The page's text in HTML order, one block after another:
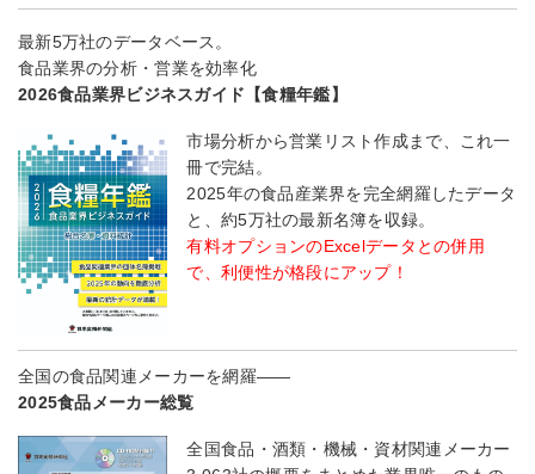
最新5万社のデータベース。
食品業界の分析・営業を効率化
2026食品業界ビジネスガイド【食糧年鑑】
市場分析から営業リスト作成まで、これ一
冊で完結。
2025年の食品産業界を完全網羅したデータ
と、約5万社の最新名簿を収録。
有料オプションのExcelデータとの併用
で、利便性が格段にアップ！
全国の食品関連メーカーを網羅――
2025食品メーカー総覧
全国食品・酒類・機械・資材関連メーカー